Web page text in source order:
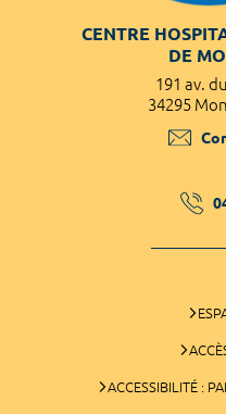
CENTRE
DE
191 av.
34295
ACCESSIBILITÉ :